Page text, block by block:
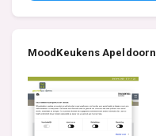
MoodKeukens Apeldoorn